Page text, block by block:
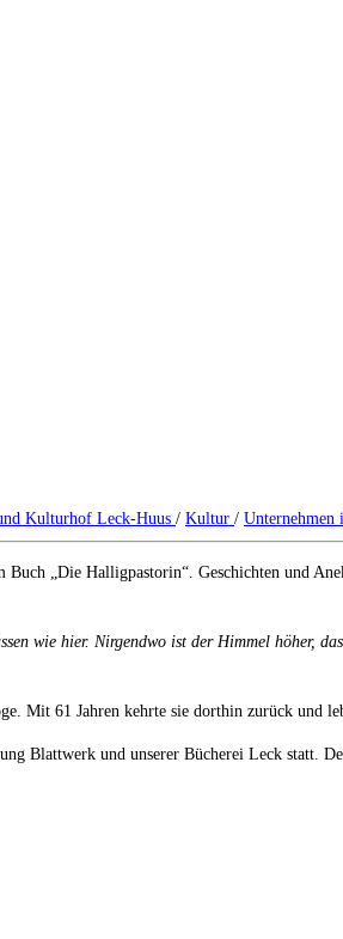
Kulturhof Leck-Huus / Kultur / Unternehmen
Buch „Die Halligpastorin“. Geschichten und
wie hier. Nirgendwo ist der Himmel höher,
Mit 61 Jahren kehrte sie dorthin zurück und
Blattwerk und unserer Bücherei Leck statt.